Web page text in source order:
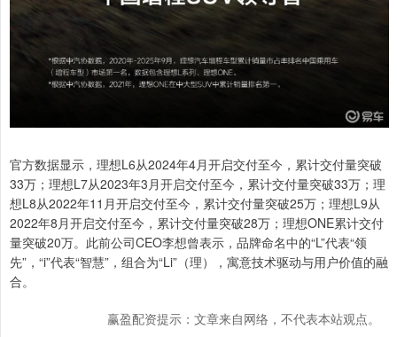
官方数据显示，理想L6从2024年4月开启交付至今，累计交付量突破
33万；理想L7从2023年3月开启交付至今，累计交付量突破33万；理
想L8从2022年11月开启交付至今，累计交付量突破25万；理想L9从
2022年8月开启交付至今，累计交付量突破28万；理想ONE累计交付
量突破20万。此前公司CEO李想曾表示，品牌命名中的“L”代表“领
先”，“i”代表“智慧”，组合为“Li”（理），寓意技术驱动与用户价值的融
合。
赢盈配资提示：文章来自网络，不代表本站观点。